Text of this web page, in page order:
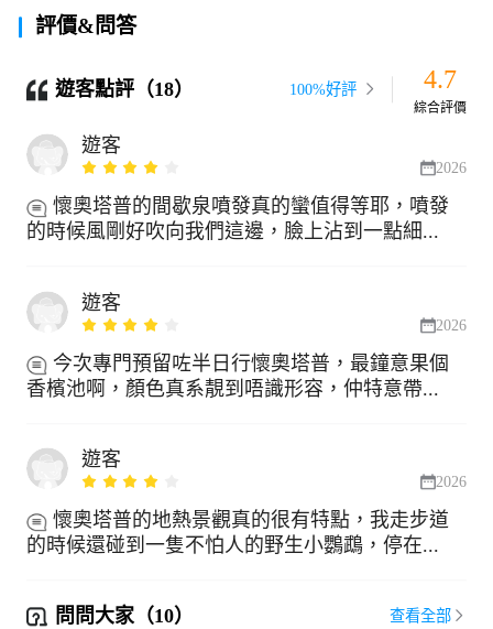
評價&問答
遊客點評（18） 100%好評 4.7
綜合評價
遊客
2026
懷奧塔普的間歇泉噴發真的蠻值得等耶，噴發
的時候風剛好吹向我們這邊，臉上沾到一點細...
遊客
2026
今次專門預留咗半日行懷奧塔普，最鐘意果個
香檳池啊，顏色真系靚到唔識形容，仲特意帶...
遊客
2026
懷奧塔普的地熱景觀真的很有特點，我走步道
的時候還碰到一隻不怕人的野生小鸚鵡，停在...
問問大家（10） 查看全部